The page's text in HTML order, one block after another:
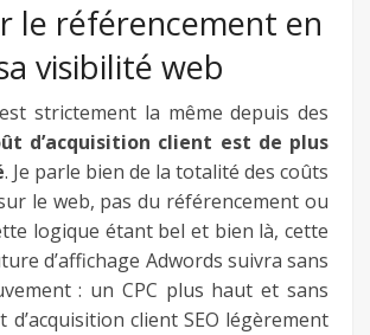
le référencement en
visibilité web
strictement la même depuis des
d’acquisition client est de plus
. Je parle bien de la totalité des coûts
le web, pas du référencement ou
logique étant bel et bien là, cette
d’affichage Adwords suivra sans
: un CPC plus haut et sans
client SEO légèrement